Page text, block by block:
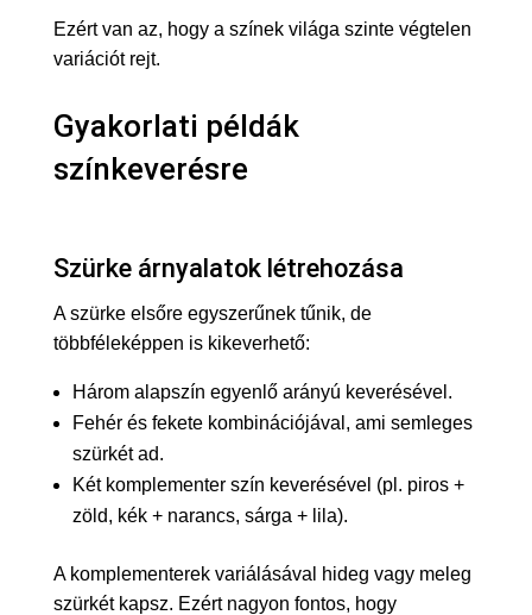
Ezért van az, hogy a színek világa szinte végtelen
variációt rejt.
Gyakorlati példák
színkeverésre
Szürke árnyalatok létrehozása
A szürke elsőre egyszerűnek tűnik, de
többféleképpen is kikeverhető:
Három alapszín egyenlő arányú keverésével.
Fehér és fekete kombinációjával, ami semleges
szürkét ad.
Két komplementer szín keverésével (pl. piros +
zöld, kék + narancs, sárga + lila).
A komplementerek variálásával hideg vagy meleg
szürkét kapsz. Ezért nagyon fontos, hogy